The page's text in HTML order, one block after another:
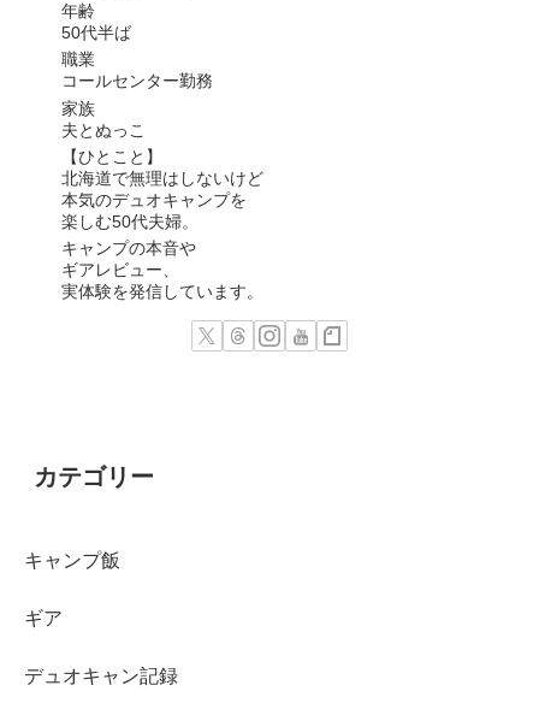
年齢
50代半ば
職業
コールセンター勤務
家族
夫とぬっこ
【ひとこと】
北海道で無理はしないけど
本気のデュオキャンプを
楽しむ50代夫婦。
キャンプの本音や
ギアレビュー、
実体験を発信しています。
カテゴリー
キャンプ飯
ギア
デュオキャン記録